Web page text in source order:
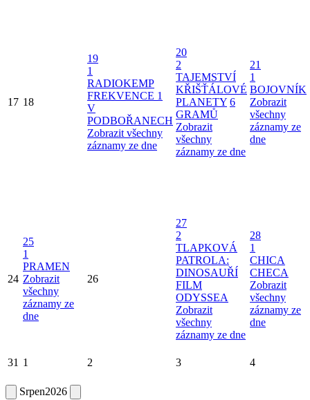
17 18
19
1
RADIOKEMP
FREKVENCE 1
V
PODBOŘANECH
Zobrazit všechny
záznamy ze dne
20
2
TAJEMSTVÍ
KŘIŠŤÁLOVÉ
PLANETY 6
GRAMŮ
Zobrazit
všechny
záznamy ze dne
21
1
BOJOVNÍK
Zobrazit
všechny
záznamy ze
dne
24
25
1
PRAMEN
Zobrazit
všechny
záznamy ze
dne
26
27
2
TLAPKOVÁ
PATROLA:
DINOSAUŘÍ
FILM
ODYSSEA
Zobrazit
všechny
záznamy ze dne
28
1
CHICA
CHECA
Zobrazit
všechny
záznamy ze
dne
31 1 2 3 4
Srpen2026